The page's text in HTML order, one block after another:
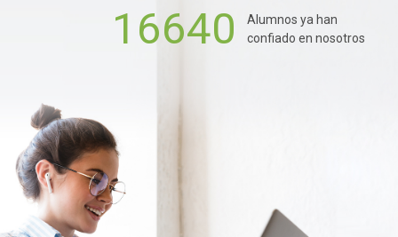
16640
Alumnos ya han
confiado en nosotros